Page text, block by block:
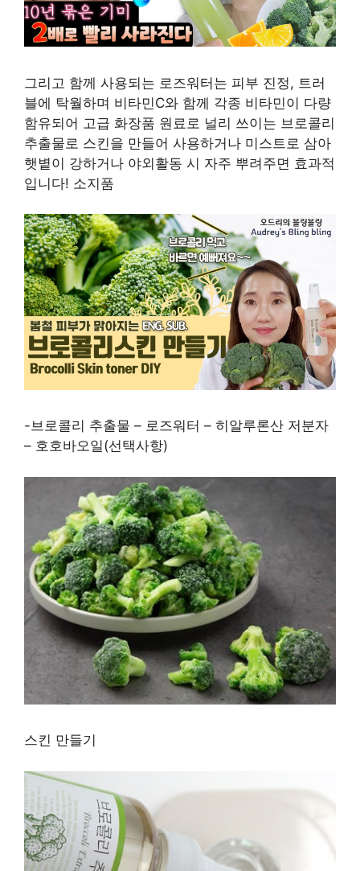
그리고 함께 사용되는 로즈워터는 피부 진정, 트러
블에 탁월하며 비타민C와 함께 각종 비타민이 다량
함유되어 고급 화장품 원료로 널리 쓰이는 브로콜리
추출물로 스킨을 만들어 사용하거나 미스트로 삼아
햇볕이 강하거나 야외활동 시 자주 뿌려주면 효과적
입니다! 소지품
-브로콜리 추출물 – 로즈워터 – 히알루론산 저분자
– 호호바오일(선택사항)
스킨 만들기